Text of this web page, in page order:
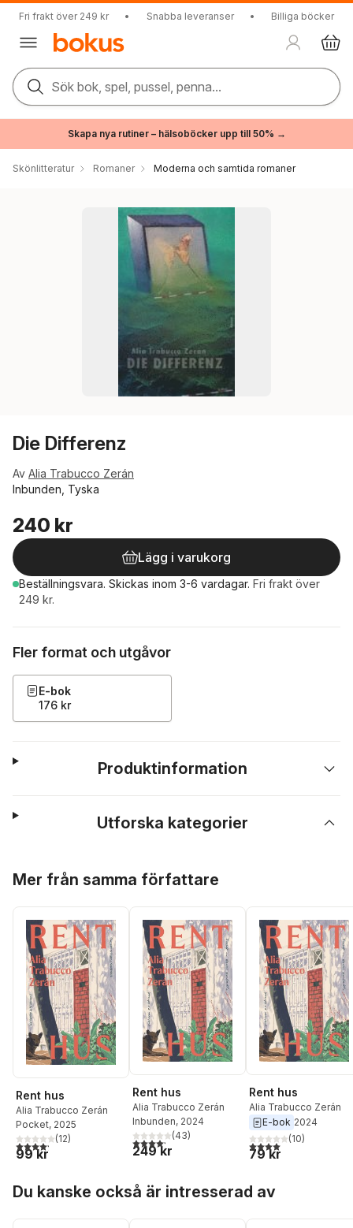
Fri frakt över 249 kr • Snabba leveranser • Billiga böcker
Sök bok, spel, pussel, penna...
Skapa nya rutiner – hälsoböcker upp till 50% →
Skönlitteratur Romaner Moderna och samtida romaner
Die Differenz
Av Alia Trabucco Zerán
Inbunden, Tyska
240 kr
Lägg i varukorg
Beställningsvara. Skickas inom 3-6 vardagar. Fri frakt över
249 kr.
Fler format och utgåvor
E-bok
176 kr
Produktinformation
Utforska kategorier
Mer från samma författare
Rent hus
Alia Trabucco Zerán
Pocket, 2025
4,2utav 5 stjärnor. Totalt antal röster:
(12)
99 kr
Rent hus
Alia Trabucco Zerán
Inbunden, 2024
4,2utav 5 stjärnor. Totalt antal röster:
(43)
249 kr
Rent hus
Alia Trabucco Zerán
E-bok 2024
4,0utav 5 stjärnor.
(10)
79 kr
Du kanske också är intresserad av